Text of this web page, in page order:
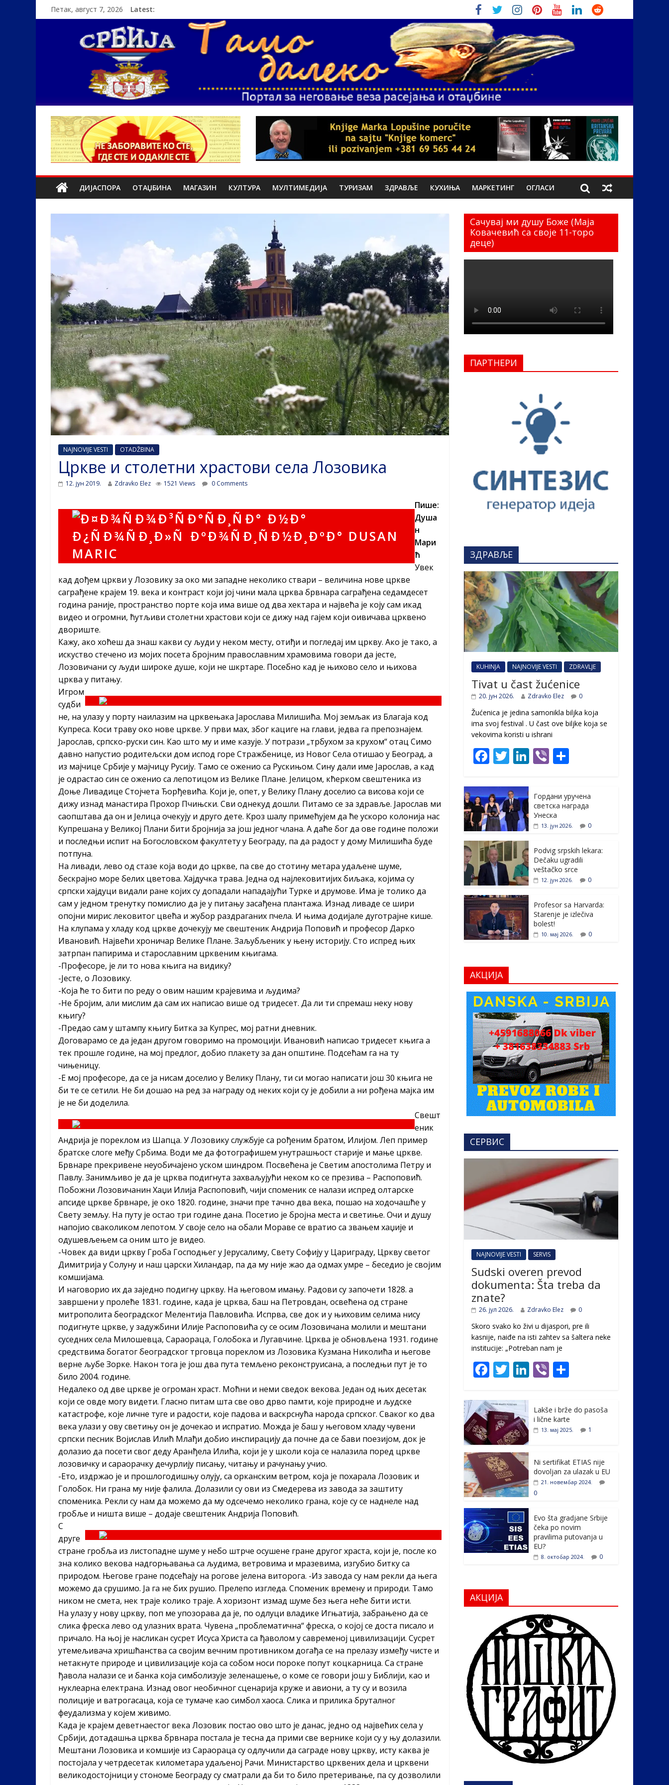
Петак, август 7, 2026 Latest:
ДИЈАСПОРА ОТАЏБИНА МАГАЗИН КУЛТУРА МУЛТИМЕДИЈА ТУРИЗАМ ЗДРАВЉЕ КУХИЊА МАРКЕТИНГ ОГЛАСИ
NAJNOVIJE VESTI OTADŽBINA
Цркве и столетни храстови села Лозовика
12. јун 2019. Zdravko Elez 1521 Views 0 Comments
Пише:
Душа
н
Мари
ћ
Увек
кад дођем цркви у Лозовику за око ми западне неколико ствари – величина нове цркве
саграђене крајем 19. века и контраст који јој чини мала црква брвнара саграђена седамдесет
година раније, пространство порте која има више од два хектара и највећа је коју сам икад
видео и огромни, ћутљиви столетни храстови који се дижу над гајем који оивичава црквено
двориште.
Кажу, ако хоћеш да знаш какви су људи у неком месту, отиђи и погледај им цркву. Ако је тако, а
искуство стечено из мојих посета бројним православним храмовима говори да јесте,
Лозовичани су људи широке душе, који не шкртаре. Посебно кад је њихово село и њихова
црква у питању.
Игром
судби
не, на улазу у порту наилазим на црквењака Јарослава Милишића. Мој земљак из Благаја код
Купреса. Коси траву око нове цркве. У први мах, због кациге на глави, једва га препознајем.
Јарослав, српско-руски син. Као што му и име казује. У потрази „трбухом за крухом“ отац Симо
давно напустио родитељски дом испод горе Стражбенице, из Новог Села отишао у Београд, а
из мајчице Србије у мајчицу Русију. Тамо се оженио са Рускињом. Сину дали име Јарослав, а кад
је одрастао син се оженио са лепотицом из Велике Плане. Јелицом, кћерком свештеника из
Доње Ливадице Стојчета Ђорђевића. Који је, опет, у Велику Плану доселио са висова који се
дижу изнад манастира Прохор Пчињски. Сви однекуд дошли. Питамо се за здравље. Јарослав ми
саопштава да он и Јелица очекују и друго дете. Кроз шалу примећујем да ће ускоро колонија нас
Купрешана у Великој Плани бити бројнија за још једног члана. А даће бог да ове године положи
и последњи испит на Богословском факултету у Београду, па да радост у дому Милишића буде
потпуна.
На ливади, лево од стазе која води до цркве, па све до стотину метара удаљене шуме,
бескрајно море белих цветова. Хајдучка трава. Једна од најлековитијих биљака, којима су
српски хајдуци видали ране којих су допадали нападајући Турке и друмове. Има је толико да
сам у једном тренутку помислио да је у питању засађена плантажа. Изнад ливаде се шири
опојни мирис лековитог цвећа и жубор раздраганих пчела. И њима додијале дуготрајне кише.
На клупама у хладу код цркве дочекују ме свештеник Андрија Поповић и професор Дарко
Ивановић. Највећи хроничар Велике Плане. Заљубљеник у њену историју. Сто испред њих
затрпан папирима и старославним црквеним књигама.
-Професоре, је ли то нова књига на видику?
-Јесте, о Лозовику.
-Која ће то бити по реду о овим нашим крајевима и људима?
-Не бројим, али мислим да сам их написао више од тридесет. Да ли ти спремаш неку нову
књигу?
-Предао сам у штампу књигу Битка за Купрес, мој ратни дневник.
Договарамо се да један другом говоримо на промоцији. Ивановић написао тридесет књига а
тек прошле године, на мој предлог, добио плакету за дан општине. Подсећам га на ту
чињеницу.
-Е мој професоре, да се ја нисам доселио у Велику Плану, ти си могао написати још 30 књига не
би те се сетили. Не би дошао на ред за награду од неких који су је добили а ни рођена мајка им
је не би доделила.
Свешт
еник
Андрија је пореклом из Шапца. У Лозовику службује са рођеним братом, Илијом. Леп пример
братске слоге међу Србима. Води ме да фотографишем унутрашњост старије и мање цркве.
Брвнаре прекривене неуобичајено уском шиндром. Посвећена је Светим апостолима Петру и
Павлу. Занимљиво је да је црква подигнута захваљујући неком ко се презива – Распоповић.
Побожни Лозовичанин Хаџи Илија Распоповић, чији споменик се налази испред олтарске
апсиде цркве брвнаре, је око 1820. године, значи пре тачно два века, пошао на ходочашће у
Свету земљу. На путу је остао три године дана. Посетио је бројна места и светиње. Очи и душу
напојио сваколиком лепотом. У своје село на обали Мораве се вратио са звањем хаџије и
одушевљењем са оним што је видео.
-Човек да види цркву Гроба Господњег у Јерусалиму, Свету Софију у Цариграду, Цркву светог
Димитрија у Солуну и наш царски Хиландар, па да му није жао да одмах умре – беседио је својим
комшијама.
И наговорио их да заједно подигну цркву. На његовом имању. Радови су започети 1828. а
завршени у пролеће 1831. године, када је црква, баш на Петровдан, освећена од стране
митрополита београдског Мелентија Павловића. Испрва, све док и у њиховим селима нису
подигнуте цркве, у задужбини Илије Распоповића су се осим Лозовичана молили и мештани
суседних села Милошевца, Сараораца, Голобока и Лугавчине. Црква је обновљена 1931. године
средствима богатог београдског трговца пореклом из Лозовика Кузмана Николића и његове
верне љубе Зорке. Након тога је још два пута темљено реконструисана, а последњи пут је то
било 2004. године.
Недалеко од две цркве је огроман храст. Моћни и неми сведок векова. Један од њих десетак
који се овде могу видети. Гласно питам шта све ово дрво памти, које природне и људске
катастрофе, које личне туге и радости, које падова и васкрснућа народа српског. Сваког ко два
века улази у ову светињу он је дочекао и испратио. Можда је баш у његовом хладу чувени
српски песник Војислав Илић Млађи добио инспирацију да почне да се бави поезијом, док је
долазио да посети свог деду Аранђела Илића, који је у школи која се налазила поред цркве
лозовичку и сараорачку дечурлију писању, читању и рачунању учио.
-Ето, издржао је и прошлогодишњу олују, са орканским ветром, која је похарала Лозовик и
Голобок. Ни грана му није фалила. Долазили су ови из Смедерева из завода за заштиту
споменика. Рекли су нам да можемо да му одсечемо неколико грана, које су се наднеле над
гробље и ништа више – додаје свештеник Андрија Поповић.
С
друге
стране гробља из листопадне шуме у небо штрче осушене гране другог храста, који је, после ко
зна колико векова надгорњавања са људима, ветровима и мразевима, изгубио битку са
природом. Његове гране подсећају на рогове јелена виторога. -Из завода су нам рекли да њега
можемо да срушимо. Ја га не бих рушио. Прелепо изгледа. Споменик времену и природи. Тамо
ником не смета, нек траје колико траје. А хоризонт измад шуме без њега неће бити исти.
На улазу у нову цркву, поп ме упозорава да је, по одлуци владике Игњатија, забрањено да се
слика фреска лево од улазних врата. Чувена „проблематична“ фреска, о којој се доста писало и
причало. На њој је насликан сусрет Исуса Христа са ђаволом у савременој цивилизацији. Сусрет
утемељивача хришћанства са својим вечним противником догађа се на прелазу између чисте и
нетакнуте природе и цивилизације која са собом носи пороке попут коцкарница. Са стране
ђавола налази се и банка која симболизује зеленашење, о коме се говори још у Библији, као и
нуклеарна електрана. Изнад овог необичног сценарија круже и авиони, а ту су и возила
полиције и ватрогасаца, која се тумаче као симбол хаоса. Слика и прилика бруталног
феудализма у којем живимо.
Када је крајем деветнаестог века Лозовик постао ово што је данас, једно од највећих села у
Србији, дотадашња црква брвнара постала је тесна да прими све вернике који су у њу долазили.
Мештани Лозовика и комшије из Сараораца су одлучили да саграде нову цркву, исту каква је
постојала у четрдесетак километара удаљеној Рачи. Министарство црквених дела и црквени
великодостојници у стономе Београду су сматрали да би то било претеривање, па су дозволили
Сачувај ми душу Боже (Маја
Ковачевић са своје 11-торо
деце)
ПАРТНЕРИ
ЗДРАВЉЕ
KUHINJA NAJNOVIJE VESTI ZDRAVLJE
Tivat u čast žućenice
20. јун 2026. Zdravko Elez 0
Žućenica je jedina samonikla biljka koja
ima svoj festival . U čast ovе biljke koja se
vekovima koristi u ishrani
F
e
b
o
o
k
T
itt
er
Li
e
dI
n
Vi
e
Гордани уручена
светска награда
Унеска
13. јун 2026. 0
Podvig srpskih lekara:
Dečaku ugradili
veštačko srce
12. јун 2026. 0
Profesor sa Harvarda:
Starenje je izlečiva
bolest!
10. мај 2026. 0
АКЦИЈА
СЕРВИС
NAJNOVIJE VESTI SERVIS
Sudski overen prevod
dokumenta: Šta treba da
znate?
26. јул 2026. Zdravko Elez 0
Skoro svako ko živi u dijaspori, pre ili
kasnije, naiđe na isti zahtev sa šaltera neke
institucije: „Potreban nam je
F
e
b
o
o
k
T
itt
er
Li
e
dI
Vi
er ar
e
Lakše i brže do pasoša
i lične karte
13. мај 2025. 1
Ni sertifikat ETIAS nije
dovoljan za ulazak u EU
21. новембар 2024.
0
Evo šta gradjane Srbije
čeka po novim
pravilima putovanja u
EU?
8. октобар 2024. 0
АКЦИЈА